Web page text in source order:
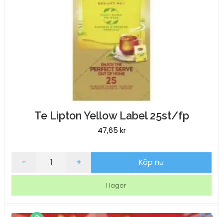
Te Lipton Yellow Label 25st/fp
47,65 kr
Te
mängd
- + Köp nu
I lager